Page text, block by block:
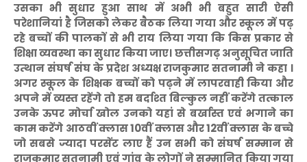
उसका भी सुधार हुआ साथ में अभी भी बहुत सारी ऐसी
परेशानियां है जिसको लेकर बैठक लिया गया और स्कूल में पढ़
रहे बच्चों की पालकों से भी राय लिया गया कि किस प्रकार से
शिक्षा व्यवस्था का सुधार किया जाए। छत्तीसगढ़ अनुसूचित जाति
उत्थान संघर्ष संघ के प्रदेश अध्यक्ष राजकुमार सतनामी ने कहा ।
अगर स्कूल के शिक्षक बच्चों को पढ़ने में लापरवाही किया और
अपने में व्यस्त रहेंगे तो हम बर्दाश्त बिल्कुल नहीं करेंगे तत्काल
उनके ऊपर मोर्चा खोल उनको यहां से बर्खास्त एवं भगाने का
काम करेंगे आठवीं क्लास 10वीं क्लास और 12वीं क्लास के बच्चे
जो सबसे ज्यादा परसेंट लाए हैं उन सभी को संघर्ष सम्मान से
राजकुमार सतनामी एवं गांव के लोगों ने सम्मानित किया गया